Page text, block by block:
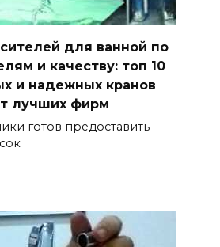
для ванной по
и качеству: топ 10
и надежных кранов
лучших фирм
готов предоставить